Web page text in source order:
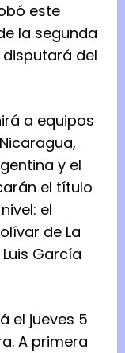
este
la segunda
del
a equipos
y el
el título
el
de La
García
el jueves 5
A primera